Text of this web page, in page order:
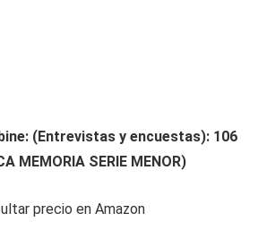
(Entrevistas y encuestas): 106
MEMORIA SERIE MENOR)
precio en Amazon